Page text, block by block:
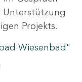
Unterstützung
Projekts.
Wiesenbad"